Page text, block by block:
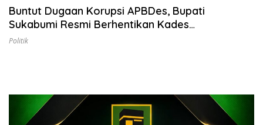
Buntut Dugaan Korupsi APBDes, Bupati
Sukabumi Resmi Berhentikan Kades
Babakanjaya Ence Benno
Politik